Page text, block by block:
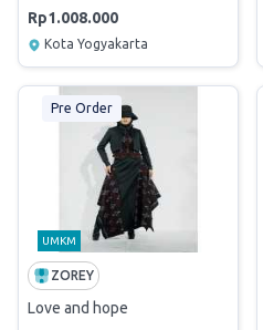
Rp1.008.000
Kota Yogyakarta
Pre Order
UMKM
ZOREY
Love and hope